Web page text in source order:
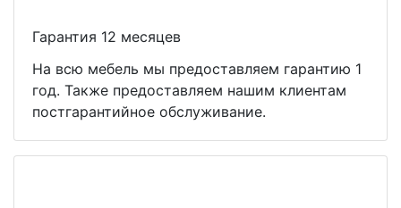
Гарантия 12 месяцев
На всю мебель мы предоставляем гарантию 1
год. Также предоставляем нашим клиентам
постгарантийное обслуживание.